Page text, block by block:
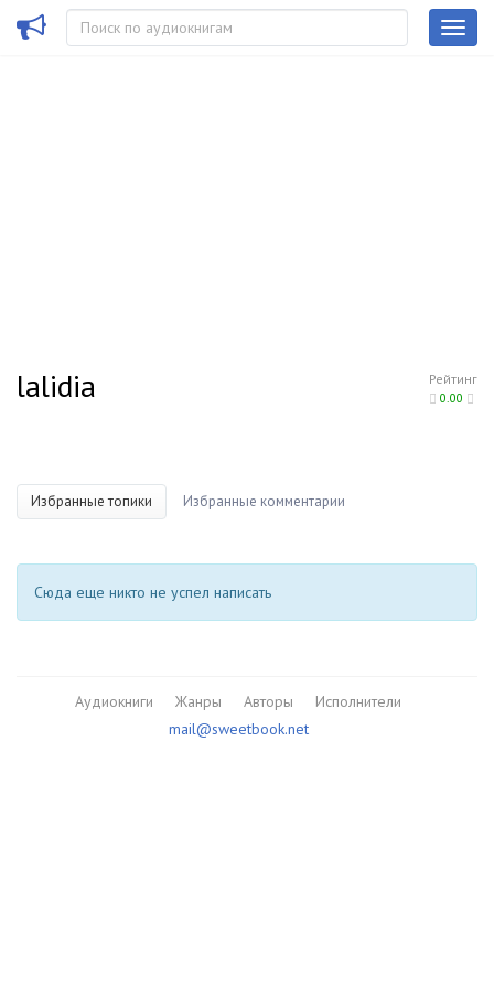
Рейтинг
0.00
lalidia
Избранные топики Избранные комментарии
Сюда еще никто не успел написать
Аудиокниги Жанры Авторы
Исполнители
mail@sweetbook.net